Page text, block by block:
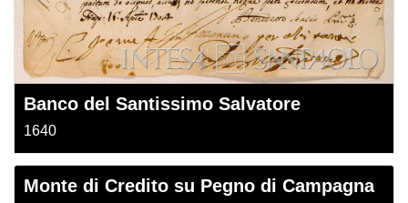
Banco del Santissimo Salvatore
1640
Monte di Credito su Pegno di Campagna